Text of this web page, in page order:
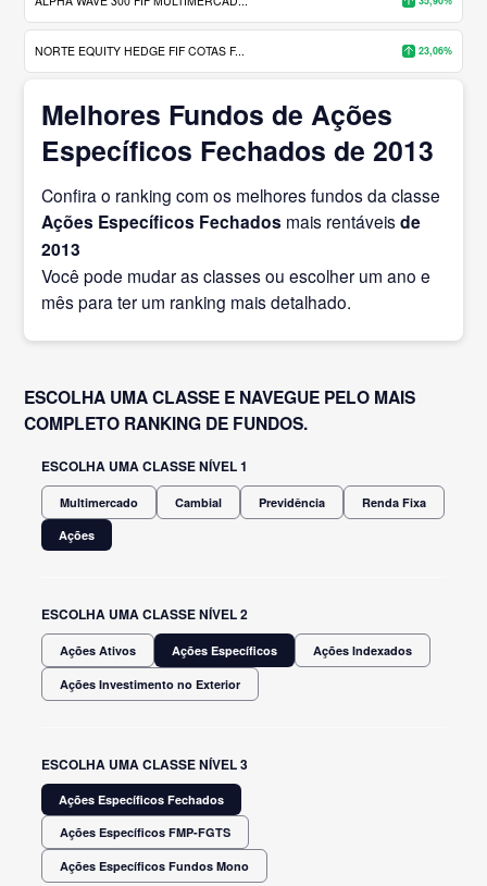
NORTE EQUITY HEDGE FIF COTAS F... 23,06%
Melhores Fundos de Ações
Específicos Fechados de 2013
Confira o ranking com os melhores fundos da classe
Ações Específicos Fechados mais rentáveisde
2013
Você pode mudar as classes ou escolher um ano e
mês para ter um ranking mais detalhado.
ESCOLHA UMA CLASSE E NAVEGUE PELO MAIS
COMPLETO RANKING DE FUNDOS.
ESCOLHA UMA CLASSE NÍVEL 1
Multimercado Cambial Previdência
Renda Fixa
Ações
ESCOLHA UMA CLASSE NÍVEL 2
Ações Ativos Ações Específicos Ações Indexados
Ações Investimento no Exterior
ESCOLHA UMA CLASSE NÍVEL 3
Ações Específicos Fechados
Ações Específicos FMP-FGTS
Ações Específicos Fundos Mono